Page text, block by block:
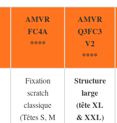
AMVR
FC4A
****
AMVR
Q3FC3
V2
****
Fixation
scratch
classique
(Têtes S, M
Structure
large
(tête XL
& XXL)